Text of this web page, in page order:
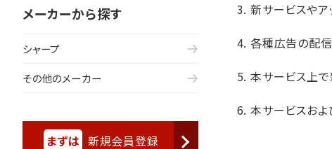
新サービスやア
各種広告の配信
本サービス上で
本サービスおよ
メーカーから探す
シャープ
その他のメーカー
まずは 新規会員登録